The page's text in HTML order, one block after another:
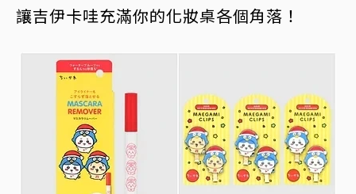
讓吉伊卡哇充滿你的化妝桌各個角落！